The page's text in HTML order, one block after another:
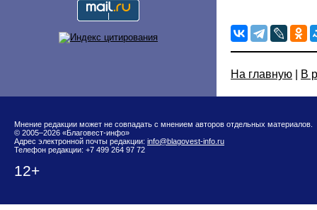
На главную В
Мнение редакции может не совпадать с мнением авторов отдельных материалов.
© 2005–2026 «Благовест-инфо»
Адрес электронной почты редакции: info@blagovest-info.ru
Телефон редакции: +7 499 264 97 72
12+